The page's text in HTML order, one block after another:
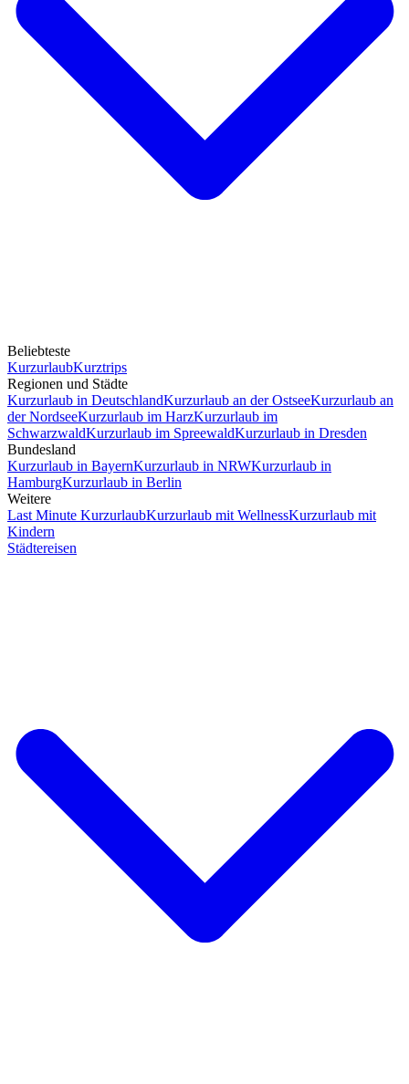
Beliebteste
KurzurlaubKurztrips
Regionen und Städte
Kurzurlaub in DeutschlandKurzurlaub an der OstseeKurzurlaub an
der NordseeKurzurlaub im HarzKurzurlaub im
SchwarzwaldKurzurlaub im SpreewaldKurzurlaub in Dresden
Bundesland
Kurzurlaub in BayernKurzurlaub in NRWKurzurlaub in
HamburgKurzurlaub in Berlin
Weitere
Last Minute KurzurlaubKurzurlaub mit WellnessKurzurlaub mit
Kindern
Städtereisen